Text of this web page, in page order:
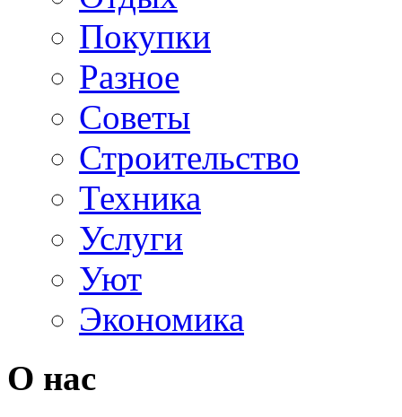
Покупки
Разное
Советы
Строительство
Техника
Услуги
Уют
Экономика
О нас